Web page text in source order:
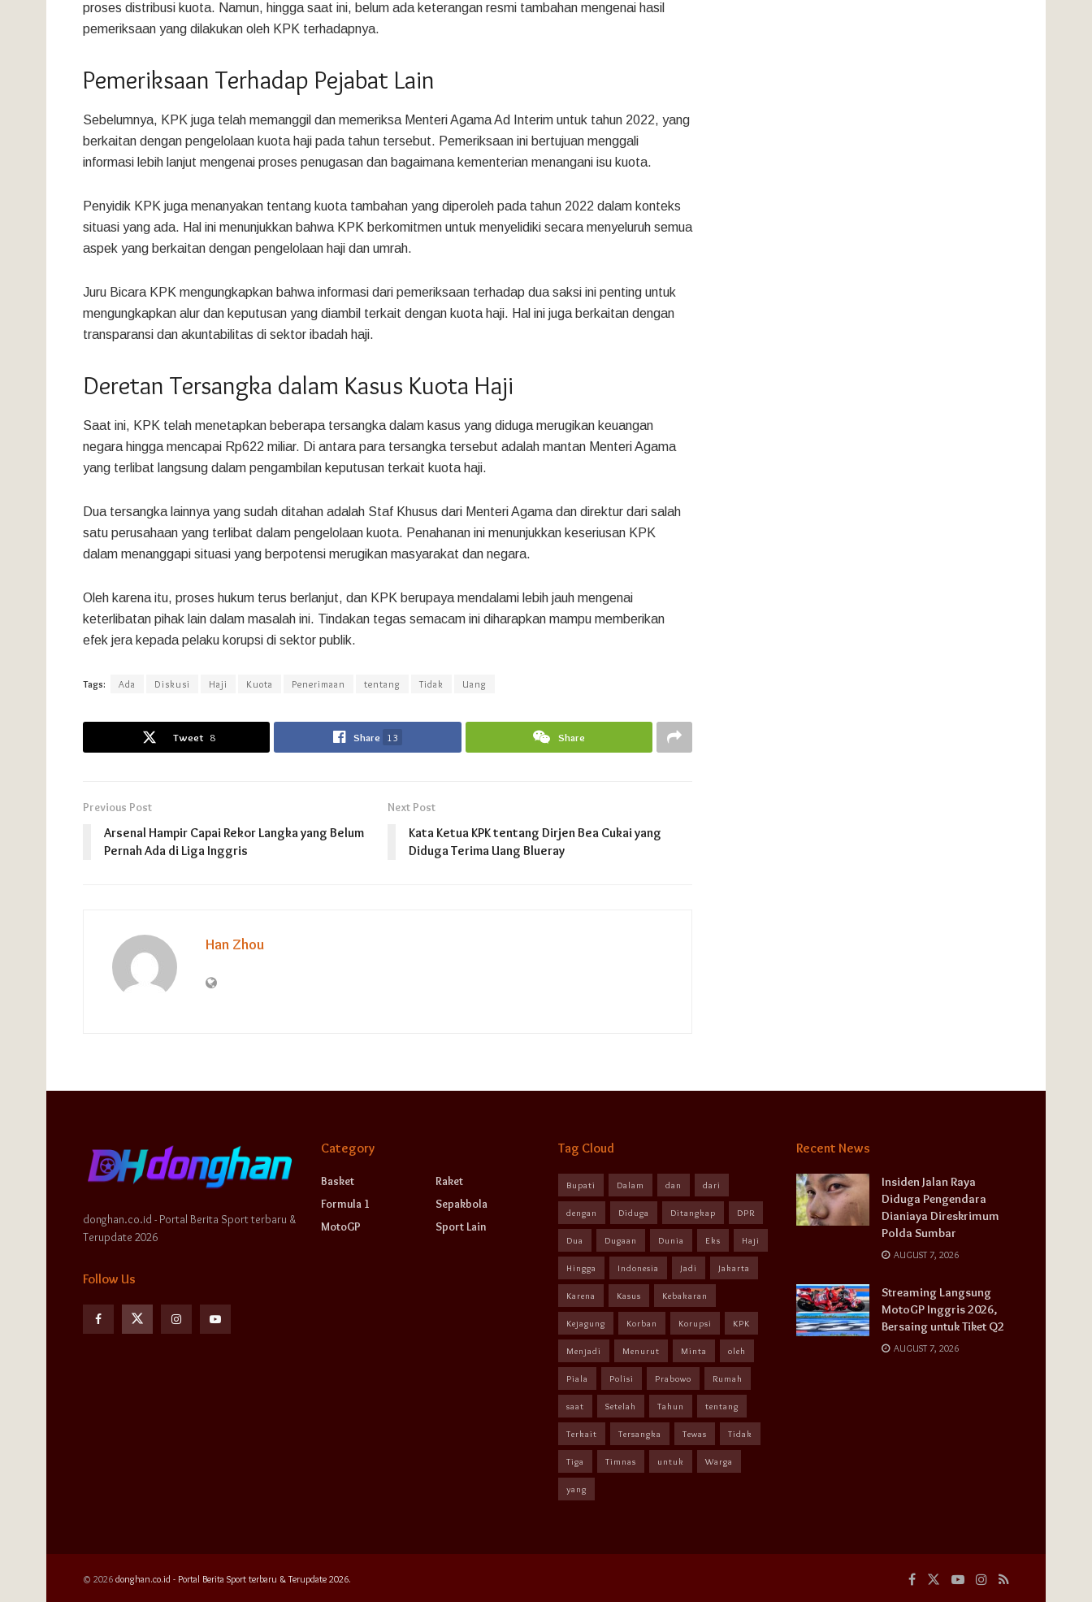
proses distribusi kuota. Namun, hingga saat ini, belum ada keterangan resmi tambahan mengenai hasil
pemeriksaan yang dilakukan oleh KPK terhadapnya.
Pemeriksaan Terhadap Pejabat Lain
Sebelumnya, KPK juga telah memanggil dan memeriksa Menteri Agama Ad Interim untuk tahun 2022, yang
berkaitan dengan pengelolaan kuota haji pada tahun tersebut. Pemeriksaan ini bertujuan menggali
informasi lebih lanjut mengenai proses penugasan dan bagaimana kementerian menangani isu kuota.
Penyidik KPK juga menanyakan tentang kuota tambahan yang diperoleh pada tahun 2022 dalam konteks
situasi yang ada. Hal ini menunjukkan bahwa KPK berkomitmen untuk menyelidiki secara menyeluruh semua
aspek yang berkaitan dengan pengelolaan haji dan umrah.
Juru Bicara KPK mengungkapkan bahwa informasi dari pemeriksaan terhadap dua saksi ini penting untuk
mengungkapkan alur dan keputusan yang diambil terkait dengan kuota haji. Hal ini juga berkaitan dengan
transparansi dan akuntabilitas di sektor ibadah haji.
Deretan Tersangka dalam Kasus Kuota Haji
Saat ini, KPK telah menetapkan beberapa tersangka dalam kasus yang diduga merugikan keuangan
negara hingga mencapai Rp622 miliar. Di antara para tersangka tersebut adalah mantan Menteri Agama
yang terlibat langsung dalam pengambilan keputusan terkait kuota haji.
Dua tersangka lainnya yang sudah ditahan adalah Staf Khusus dari Menteri Agama dan direktur dari salah
satu perusahaan yang terlibat dalam pengelolaan kuota. Penahanan ini menunjukkan keseriusan KPK
dalam menanggapi situasi yang berpotensi merugikan masyarakat dan negara.
Oleh karena itu, proses hukum terus berlanjut, dan KPK berupaya mendalami lebih jauh mengenai
keterlibatan pihak lain dalam masalah ini. Tindakan tegas semacam ini diharapkan mampu memberikan
efek jera kepada pelaku korupsi di sektor publik.
Tags: Ada Diskusi Haji Kuota Penerimaan tentang Tidak Uang
Tweet 8 Share 13 Share
Previous Post
Arsenal Hampir Capai Rekor Langka yang Belum
Pernah Ada di Liga Inggris
Next Post
Kata Ketua KPK tentang Dirjen Bea Cukai yang
Diduga Terima Uang Blueray
Han Zhou
donghan.co.id - Portal Berita Sport terbaru &
Terupdate 2026
Follow Us
Category
Basket
Formula 1
MotoGP
Raket
Sepakbola
Sport Lain
Tag Cloud
Bupati Dalam dan dari
dengan Diduga Ditangkap DPR
Dua Dugaan Dunia Eks Haji
Hingga Indonesia Jadi Jakarta
Karena Kasus Kebakaran
Kejagung Korban Korupsi KPK
Menjadi Menurut Minta oleh
Piala Polisi Prabowo Rumah
saat Setelah Tahun tentang
Terkait Tersangka Tewas Tidak
Tiga Timnas untuk Warga
yang
Recent News
Insiden Jalan Raya
Diduga Pengendara
Dianiaya Direskrimum
Polda Sumbar
AUGUST 7, 2026
Streaming Langsung
MotoGP Inggris 2026,
Bersaing untuk Tiket Q2
AUGUST 7, 2026
© 2026 donghan.co.id - Portal Berita Sport terbaru & Terupdate 2026.